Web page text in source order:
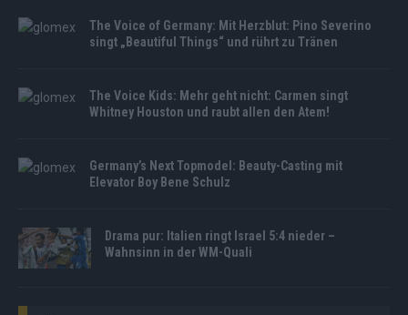
The Voice of Germany: Mit Herzblut: Pino Severino
singt „Beautiful Things“ und rührt zu Tränen
The Voice Kids: Mehr geht nicht: Carmen singt
Whitney Houston und raubt allen den Atem!
Germany’s Next Topmodel: Beauty-Casting mit
Elevator Boy Bene Schulz
Drama pur: Italien ringt Israel 5:4 nieder –
Wahnsinn in der WM-Quali